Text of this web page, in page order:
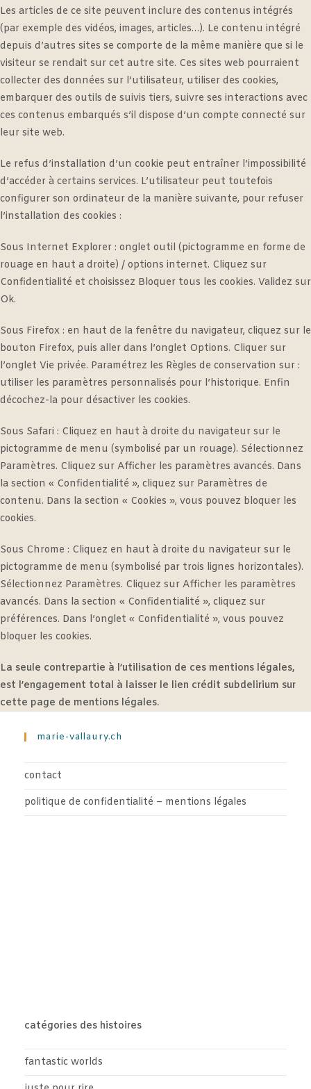
Les articles de ce site peuvent inclure des contenus intégrés
(par exemple des vidéos, images, articles…). Le contenu intégré
depuis d’autres sites se comporte de la même manière que si le
visiteur se rendait sur cet autre site. Ces sites web pourraient
collecter des données sur l’utilisateur, utiliser des cookies,
embarquer des outils de suivis tiers, suivre ses interactions avec
ces contenus embarqués s’il dispose d’un compte connecté sur
leur site web.
Le refus d’installation d’un cookie peut entraîner l’impossibilité
d’accéder à certains services. L’utilisateur peut toutefois
configurer son ordinateur de la manière suivante, pour refuser
l’installation des cookies :
Sous Internet Explorer : onglet outil (pictogramme en forme de
rouage en haut a droite) / options internet. Cliquez sur
Confidentialité et choisissez Bloquer tous les cookies. Validez sur
Ok.
Sous Firefox : en haut de la fenêtre du navigateur, cliquez sur le
bouton Firefox, puis aller dans l’onglet Options. Cliquer sur
l’onglet Vie privée. Paramétrez les Règles de conservation sur :
utiliser les paramètres personnalisés pour l’historique. Enfin
décochez-la pour désactiver les cookies.
Sous Safari : Cliquez en haut à droite du navigateur sur le
pictogramme de menu (symbolisé par un rouage). Sélectionnez
Paramètres. Cliquez sur Afficher les paramètres avancés. Dans
la section « Confidentialité », cliquez sur Paramètres de
contenu. Dans la section « Cookies », vous pouvez bloquer les
cookies.
Sous Chrome : Cliquez en haut à droite du navigateur sur le
pictogramme de menu (symbolisé par trois lignes horizontales).
Sélectionnez Paramètres. Cliquez sur Afficher les paramètres
avancés. Dans la section « Confidentialité », cliquez sur
préférences. Dans l’onglet « Confidentialité », vous pouvez
bloquer les cookies.
La seule contrepartie à l’utilisation de ces mentions légales,
est l’engagement total à laisser le lien crédit subdelirium sur
cette page de mentions légales.
marie-vallaury.ch
contact
politique de confidentialité – mentions légales
catégories des histoires
fantastic worlds